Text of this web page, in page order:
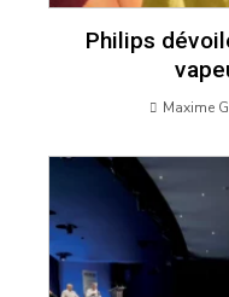
Philips
Maxime